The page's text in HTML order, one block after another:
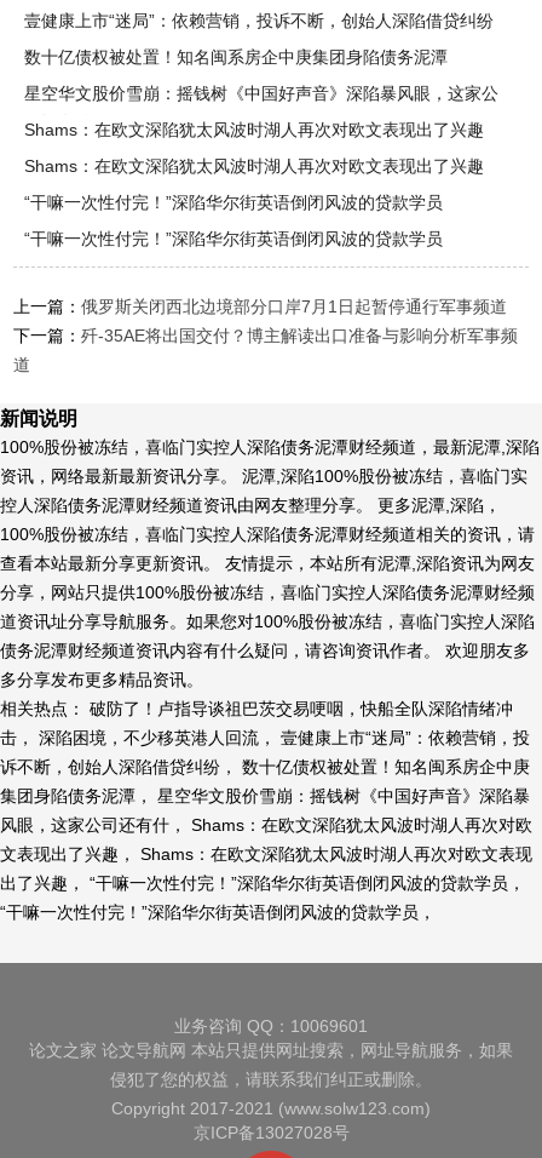
壹健康上市“迷局”：依赖营销，投诉不断，创始人深陷借贷纠纷
数十亿债权被处置！知名闽系房企中庚集团身陷债务泥潭
星空华文股价雪崩：摇钱树《中国好声音》深陷暴风眼，这家公
司还有什
Shams：在欧文深陷犹太风波时湖人再次对欧文表现出了兴趣
Shams：在欧文深陷犹太风波时湖人再次对欧文表现出了兴趣
“干嘛一次性付完！”深陷华尔街英语倒闭风波的贷款学员
“干嘛一次性付完！”深陷华尔街英语倒闭风波的贷款学员
上一篇：俄罗斯关闭西北边境部分口岸7月1日起暂停通行军事频道
下一篇：歼-35AE将出国交付？博主解读出口准备与影响分析军事频
道
新闻说明
100%股份被冻结，喜临门实控人深陷债务泥潭财经频道，最新泥潭,深陷
资讯，网络最新最新资讯分享。 泥潭,深陷100%股份被冻结，喜临门实
控人深陷债务泥潭财经频道资讯由网友整理分享。 更多泥潭,深陷，
100%股份被冻结，喜临门实控人深陷债务泥潭财经频道相关的资讯，请
查看本站最新分享更新资讯。 友情提示，本站所有泥潭,深陷资讯为网友
分享，网站只提供100%股份被冻结，喜临门实控人深陷债务泥潭财经频
道资讯址分享导航服务。如果您对100%股份被冻结，喜临门实控人深陷
债务泥潭财经频道资讯内容有什么疑问，请咨询资讯作者。 欢迎朋友多
多分享发布更多精品资讯。
相关热点： 破防了！卢指导谈祖巴茨交易哽咽，快船全队深陷情绪冲
击， 深陷困境，不少移英港人回流， 壹健康上市“迷局”：依赖营销，投
诉不断，创始人深陷借贷纠纷， 数十亿债权被处置！知名闽系房企中庚
集团身陷债务泥潭， 星空华文股价雪崩：摇钱树《中国好声音》深陷暴
风眼，这家公司还有什， Shams：在欧文深陷犹太风波时湖人再次对欧
文表现出了兴趣， Shams：在欧文深陷犹太风波时湖人再次对欧文表现
出了兴趣， “干嘛一次性付完！”深陷华尔街英语倒闭风波的贷款学员，
“干嘛一次性付完！”深陷华尔街英语倒闭风波的贷款学员，
业务咨询 QQ：10069601
论文之家 论文导航网 本站只提供网址搜索，网址导航服务，如果
侵犯了您的权益，请联系我们纠正或删除。
Copyright 2017-2021 (www.solw123.com)
京ICP备13027028号